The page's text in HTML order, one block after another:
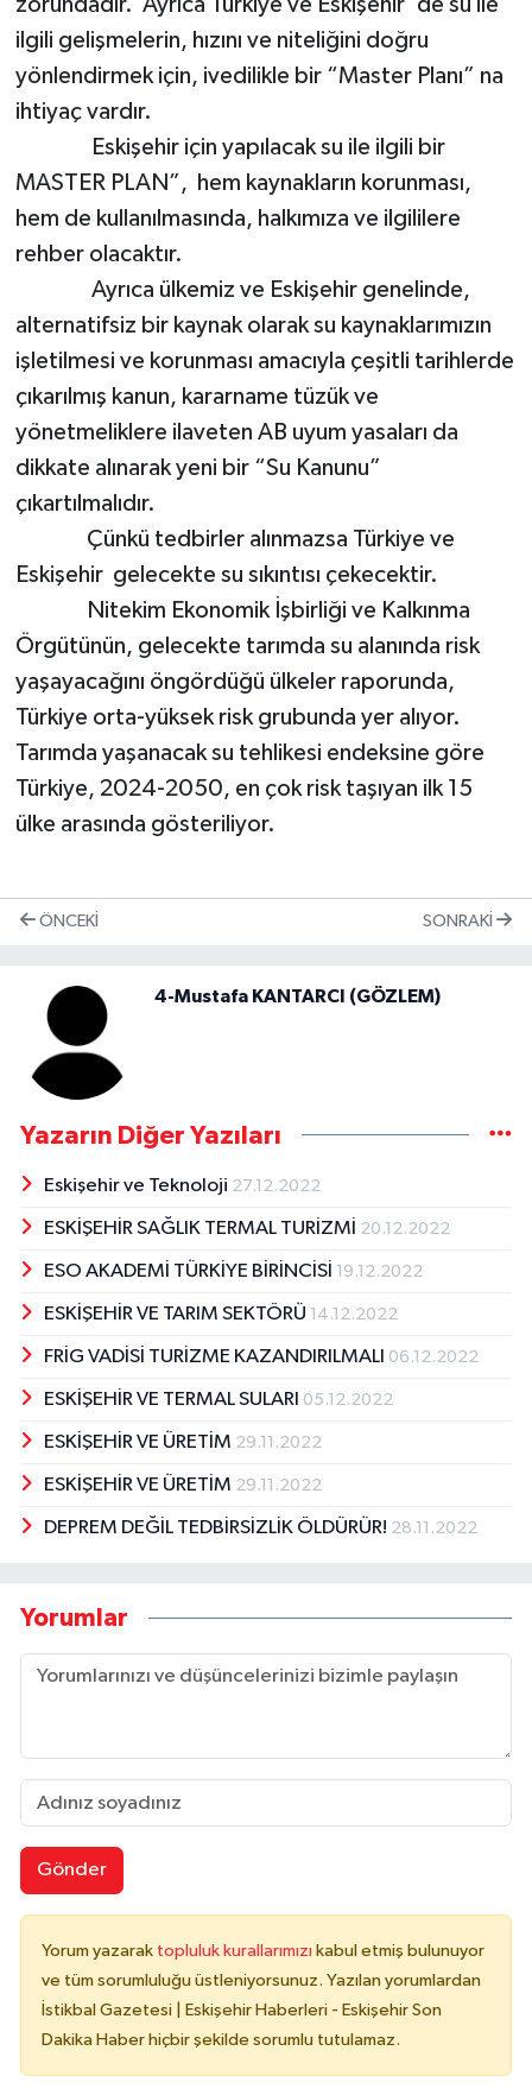
ilgili gelişmelerin, hızını ve niteliğini doğru
yönlendirmek için, ivedilikle bir “Master Planı” na
ihtiyaç vardır.
Eskişehir için yapılacak su ile ilgili bir
MASTER PLAN”, hem kaynakların korunması,
hem de kullanılmasında, halkımıza ve ilgililere
rehber olacaktır.
Ayrıca ülkemiz ve Eskişehir genelinde,
alternatifsiz bir kaynak olarak su kaynaklarımızın
işletilmesi ve korunması amacıyla çeşitli tarihlerde
çıkarılmış kanun, kararname tüzük ve
yönetmeliklere ilaveten AB uyum yasaları da
dikkate alınarak yeni bir “Su Kanunu”
çıkartılmalıdır.
Çünkü tedbirler alınmazsa Türkiye ve
Eskişehir gelecekte su sıkıntısı çekecektir.
Nitekim Ekonomik İşbirliği ve Kalkınma
Örgütünün, gelecekte tarımda su alanında risk
yaşayacağını öngördüğü ülkeler raporunda,
Türkiye orta-yüksek risk grubunda yer alıyor.
Tarımda yaşanacak su tehlikesi endeksine göre
Türkiye, 2024-2050, en çok risk taşıyan ilk 15
ülke arasında gösteriliyor.
ÖNCEKI SONRAKI
4-Mustafa KANTARCI (GÖZLEM)
Yazarın Diğer Yazıları
Eskişehir ve Teknoloji 27.12.2022
ESKİŞEHİR SAĞLIK TERMAL TURİZMİ 20.12.2022
ESO AKADEMİ TÜRKİYE BİRİNCİSİ 19.12.2022
ESKİŞEHİR VE TARIM SEKTÖRÜ 14.12.2022
FRİG VADİSİ TURİZME KAZANDIRILMALI 06.12.2022
ESKİŞEHİR VE TERMAL SULARI 05.12.2022
ESKİŞEHİR VE ÜRETİM 29.11.2022
ESKİŞEHİR VE ÜRETİM 29.11.2022
DEPREM DEĞİL TEDBİRSİZLİK ÖLDÜRÜR! 28.11.2022
Yorumlar
Gönder
Yorum yazarak topluluk kurallarımızı kabul etmiş bulunuyor
ve tüm sorumluluğu üstleniyorsunuz. Yazılan yorumlardan
İstikbal Gazetesi | Eskişehir Haberleri - Eskişehir Son
Dakika Haber hiçbir şekilde sorumlu tutulamaz.